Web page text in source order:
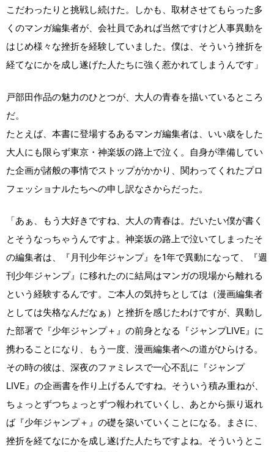
こだわったりと挑戦し続けた。しかも、取材させてもらった多
くのマンガ編集者が、会社員であれば当然ですけど人事異動を
はじめ様々な挫折を経験していました。僕は、そういう挫折を
経てなにかを成し遂げた人たちに強く惹かれてしまうんです」
戸部田作品の魅力のひとつが、大人の青春を描いているところ
だ。
たとえば、本書に登場するあるマンガ編集者は、いい歳をした
大人にも限らず東京・神楽坂の路上で泣く。自身が準備してい
た企画が諸般の事情でストップがかかり、関わってくれたプロ
フェッショナルたちへの申し訳なさからだった。
「あぁ、もう大好きですね、大人の青春は。だいたい僕が書く
とそうなっちゃうんですよ。神楽坂の路上で泣いてしまったそ
の編集者は、『月刊少年ジャンプ』を1年で異動になって、『週
刊少年ジャンプ』に移れたのに結局はマンガの現場から離れる
という経験するんです。ご本人の気持ちとしては（漫画編集者
としては失格なんだなぁ）と挫折を感じたわけですが、異動し
た部署で『少年ジャンプ＋』の前身となる『ジャンプLIVE』に
携わることになり、もう一度、漫画編集者への道がひらける。
その時の彼は、深夜のファミレスで一心不乱に『ジャンプ
LIVE』の企画書を作り上げるんですね。そういう積み重ねが、
ちょっとずつちょっとずつ報われていくし、あとから振り返れ
ば『少年ジャンプ＋』の礎を築いていくことになる。まさに、
挫折を経てなにかを成し遂げた人たちですよね。そういうとこ